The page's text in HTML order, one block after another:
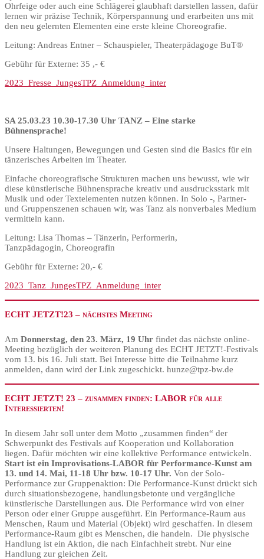
Ohrfeige oder auch eine Schlägerei glaubhaft darstellen lassen, dafür
lernen wir präzise Technik, Körperspannung und erarbeiten uns mit
den neu gelernten Elementen eine erste kleine Choreografie.
Leitung: Andreas Entner – Schauspieler, Theaterpädagoge BuT®
Gebühr für Externe: 35 ,- €
2023_Fresse_JungesTPZ_Anmeldung_inter
SA 25.03.23 10.30-17.30 Uhr TANZ – Eine starke
Bühnensprache!
Unsere Haltungen, Bewegungen und Gesten sind die Basics für ein
tänzerisches Arbeiten im Theater.
Einfache choreografische Strukturen machen uns bewusst, wie wir
diese künstlerische Bühnensprache kreativ und ausdrucksstark mit
Musik und oder Textelementen nutzen können. In Solo -, Partner-
und Gruppenszenen schauen wir, was Tanz als nonverbales Medium
vermitteln kann.
Leitung: Lisa Thomas – Tänzerin, Performerin,
Tanzpädagogin, Choreografin
Gebühr für Externe: 20,- €
2023_Tanz_JungesTPZ_Anmeldung_inter
ECHT JETZT!23 – nächstes Meeting
Am Donnerstag, den 23. März, 19 Uhr findet das nächste online-
Meeting bezüglich der weiteren Planung des ECHT JETZT!-Festivals
vom 13. bis 16. Juli statt. Bei Interesse bitte die Teilnahme kurz
anmelden, dann wird der Link zugeschickt. hunze@tpz-bw.de
ECHT JETZT! 23 – zusammen finden: LABOR für alle
Interessierten!
In diesem Jahr soll unter dem Motto „zusammen finden“ der
Schwerpunkt des Festivals auf Kooperation und Kollaboration
liegen. Dafür möchten wir eine kollektive Performance entwickeln.
Start ist ein Improvisations-LABOR für Performance-Kunst am
13. und 14. Mai, 11-18 Uhr bzw. 10-17 Uhr. Von der Solo-
Performance zur Gruppenaktion: Die Performance-Kunst drückt sich
durch situationsbezogene, handlungsbetonte und vergängliche
künstlerische Darstellungen aus. Die Performance wird von einer
Person oder einer Gruppe ausgeführt. Ein Performance-Raum aus
Menschen, Raum und Material (Objekt) wird geschaffen. In diesem
Performance-Raum gibt es Menschen, die handeln. Die physische
Handlung ist ein Aktion, die nach Einfachheit strebt. Nur eine
Handlung zur gleichen Zeit.